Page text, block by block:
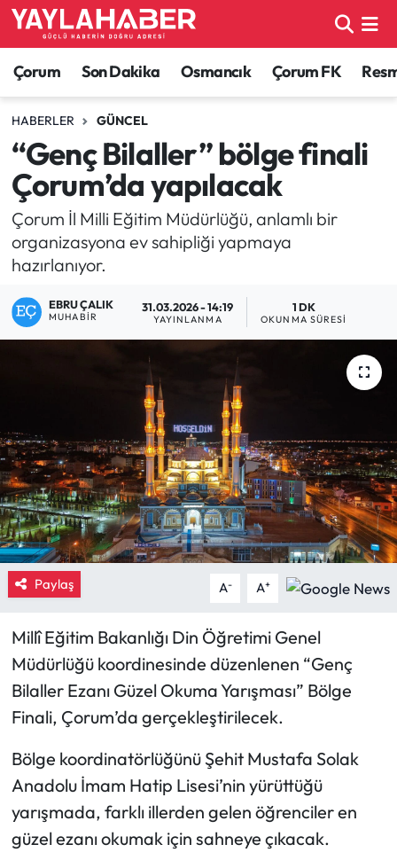
Çorum Son Dakika Osmancık Çorum FK
HABERLER GÜNCEL
“Genç Bilaller” bölge finali
Çorum’da yapılacak
Çorum İl Milli Eğitim Müdürlüğü, anlamlı bir
organizasyona ev sahipliği yapmaya
hazırlanıyor.
EBRU ÇALIK
MUHABIR
31.03.2026 - 14:19
YAYINLANMA
1 DK
OKUNMA SÜRESI
Paylaş A- A+
Millî Eğitim Bakanlığı Din Öğretimi Genel
Müdürlüğü koordinesinde düzenlenen “Genç
Bilaller Ezanı Güzel Okuma Yarışması” Bölge
Finali, Çorum’da gerçekleştirilecek.
Bölge koordinatörlüğünü Şehit Mustafa Solak
Anadolu İmam Hatip Lisesi’nin yürüttüğü
yarışmada, farklı illerden gelen öğrenciler en
güzel ezanı okumak için sahneye çıkacak.
Alaca Haberleri
Bayat Haberleri
Bilgi - Keşfet Haberleri
Bilim ve Teknoloji
Boğazkale Haberleri
Çorum Son Dakika Haberleri
Dodurga Haberleri
Ekonomi
Güncel
İskilip Haberleri
Kimdir?
Kültür Sanat
Magazin
Mecitözü Haberleri
Çorum Nöbetçi Eczaneler
Çorum Hava Durumu
Çorum Namaz Vakitleri
Çorum Trafik Yoğunluk Haritası
TFF 1.Lig Puan Durumu ve Fikstür
Son Dakika Haberleri